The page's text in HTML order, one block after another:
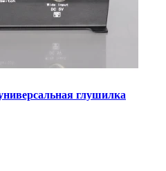
глушилка